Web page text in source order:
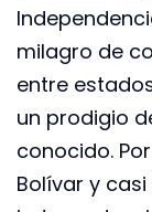
milagro de
entre
un prodigio
conocido.
Bolívar y